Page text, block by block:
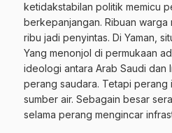
ketidakstabilan politik memicu
berkepanjangan. Ribuan warga
ribu jadi penyintas. Di Yaman,
Yang menonjol di permukaan
ideologi antara Arab Saudi dan
perang saudara. Tetapi perang
sumber air. Sebagain besar
selama perang mengincar